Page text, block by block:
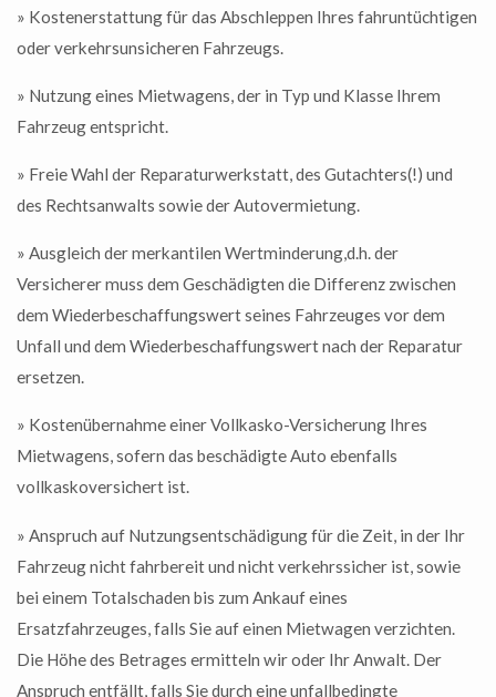
» Kostenerstattung für das Abschleppen Ihres fahruntüchtigen
oder verkehrsunsicheren Fahrzeugs.
» Nutzung eines Mietwagens, der in Typ und Klasse Ihrem
Fahrzeug entspricht.
» Freie Wahl der Reparaturwerkstatt, des Gutachters(!) und
des Rechtsanwalts sowie der Autovermietung.
» Ausgleich der merkantilen Wertminderung,d.h. der
Versicherer muss dem Geschädigten die Differenz zwischen
dem Wiederbeschaffungswert seines Fahrzeuges vor dem
Unfall und dem Wiederbeschaffungswert nach der Reparatur
ersetzen.
» Kostenübernahme einer Vollkasko-Versicherung Ihres
Mietwagens, sofern das beschädigte Auto ebenfalls
vollkaskoversichert ist.
» Anspruch auf Nutzungsentschädigung für die Zeit, in der Ihr
Fahrzeug nicht fahrbereit und nicht verkehrssicher ist, sowie
bei einem Totalschaden bis zum Ankauf eines
Ersatzfahrzeuges, falls Sie auf einen Mietwagen verzichten.
Die Höhe des Betrages ermitteln wir oder Ihr Anwalt. Der
Anspruch entfällt, falls Sie durch eine unfallbedingte